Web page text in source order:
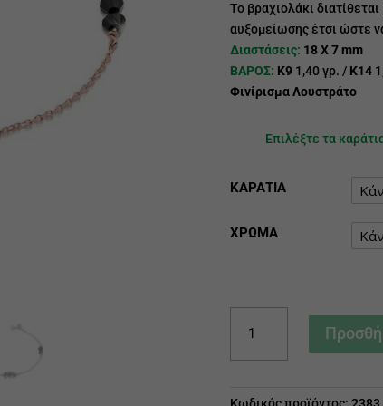
Το βραχιολάκι
αυξομείωσης έτσι ώστε
Διαστάσεις: 18 X 7 mm
ΒΑΡΟΣ: Κ9 1,40 γρ. / Κ14
Φινίρισμα Λουστράτο
Επιλέξτε τα
ΚΑΡΑΤΙΑ
ΧΡΩΜΑ
το